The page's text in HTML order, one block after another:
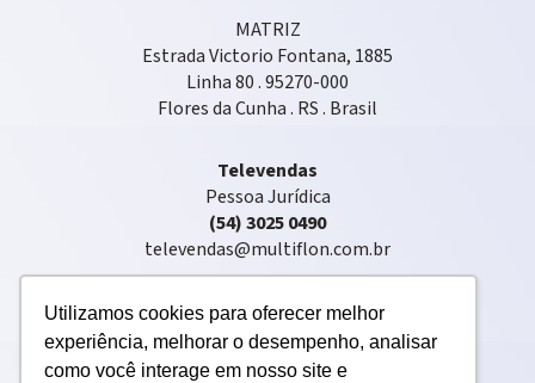
Utilizamos cookies para oferecer melhor
experiência, melhorar o desempenho, analisar
como você interage em nosso site e
MATRIZ
Estrada Victorio Fontana, 1885
Linha 80 . 95270-000
Flores da Cunha . RS . Brasil
Televendas
Pessoa Jurídica
(54) 3025 0490
televendas@multiflon.com.br